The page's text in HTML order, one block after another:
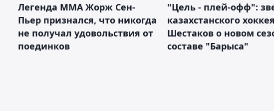
Легенда ММА Жорж Сен-
Пьер признался, что никогда
не получал удовольствия от
поединков
"Цель - плей-офф":
казахстанского хоккея
Шестаков о новом
составе "Барыса"